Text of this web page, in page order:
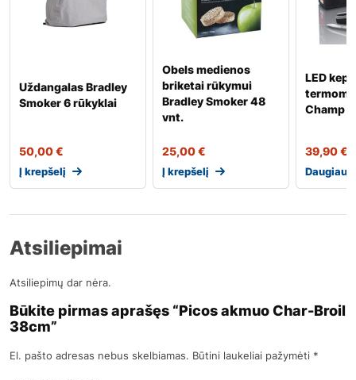
Uždangalas Bradley
Smoker 6 rūkyklai
50,00€
Į krepšelį
Obels medienos
briketai rūkymui
Bradley Smoker 48
vnt.
25,00€
Į krepšelį
LED
Champ
39,90€
Daugiau
Atsiliepimai
Atsiliepimų dar nėra.
Būkite pirmas aprašęs “Picos akmuo Char-Broil
38cm”
El. pašto adresas nebus skelbiamas. Būtini laukeliai pažymėti *